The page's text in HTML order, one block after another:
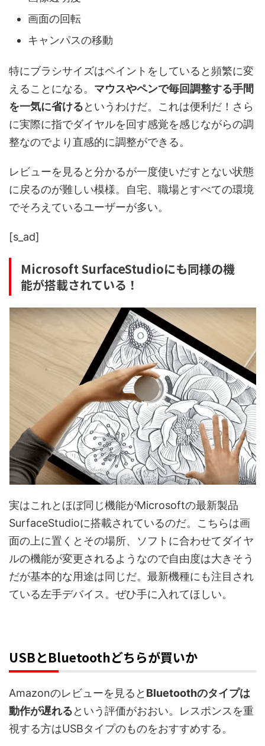
画面の回転
キャンパスの移動
特にブラシサイズはペイントをしていると頻繁に変
えることになる。 マウスやペンで毎回調整する手間
を一気に省けるというわけだ。これは便利だ！さら
に実際に指でダイヤルを回す感覚を感じながらの調
整なのでより直感的に調整ができる。
レビューを見ると分かるが一度使いだすとない状態
に戻るのが難しい模様。自宅、職場とすべての環境
でそろえているユーザーが多い。
[s_ad]
Microsoft SurfaceStudioにも同様の機
能が搭載されている！
実はこれとほぼ同じ機能がMicrosoftの最新製品
SurfaceStudioに搭載されているのだ。こちらは画
面の上に置くとその場所、ソフトに合わせてダイヤ
ルの機能が変更されるようなので自由度は大きそう
だが基本的な用途は同じだ。最新機種にも注目され
ている左手デバイス。ぜひ手に入れてほしい。
USBとBluetoothどちらが買いか
Amazonのレビューを見ると Bluetoothのタイプは
動作が遅れるという評価がおおい。レスポンスを重
視する方はUSBタイプのものをおすすめする。